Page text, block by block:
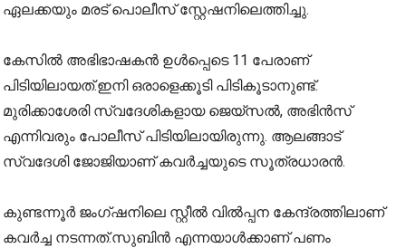
ഏലക്കയും മരട് പൊലീസ് സ്റ്റേഷനിലെത്തിച്ചു.
കേസില്‍ അഭിഭാഷകൻ ഉൾപ്പെടെ 11 പേരാണ്
പിടിയിലായത്.ഇനി ഒരാളെക്കൂടി പിടികൂടാനുണ്ട്.
മുരിക്കാശേരി സ്വദേശികളായ ജെയ്സൽ, അഭിൻസ്
എന്നിവരും പോലീസ് പിടിയിലായിരുന്നു. ആലങ്ങാട്
സ്വദേശി ജോജിയാണ് കവർച്ചയുടെ സൂത്രധാരൻ.
കുണ്ടന്നൂർ ജംഗ്ഷനിലെ സ്റ്റീൽ വിൽപ്പന കേന്ദ്രത്തിലാണ്
കവർച്ച നടന്നത്.സുബിൻ എന്നയാൾക്കാണ് പണം